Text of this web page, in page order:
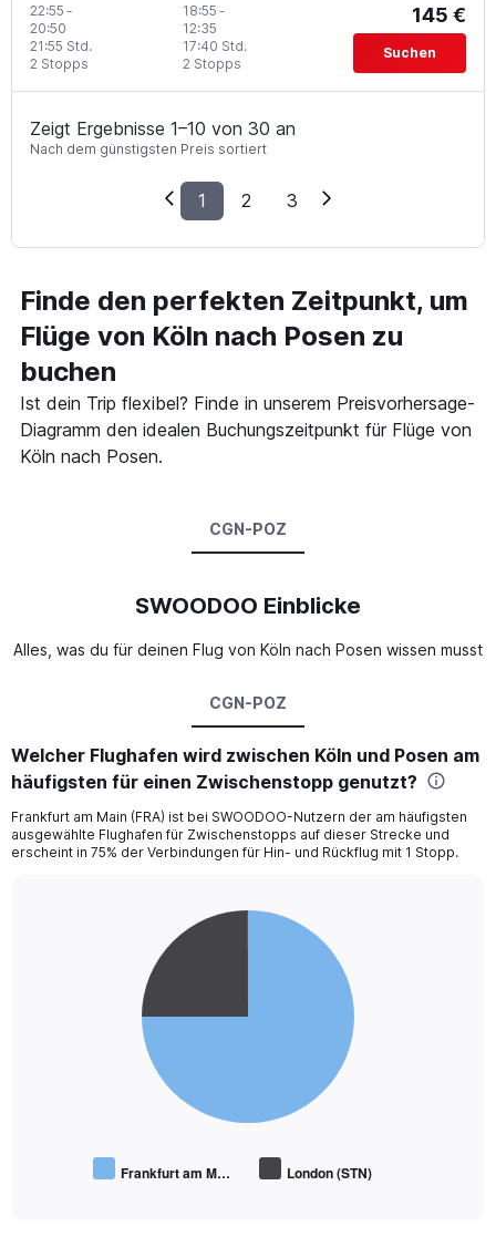
22:55 -
20:50
2 Stopps
21:55 Std.
18:55 -
12:35
2 Stopps
17:40 Std.
145 €
Suchen
Zeigt Ergebnisse 1–10 von 30 an
Nach dem günstigsten Preis sortiert
1 2 3
Finde den perfekten Zeitpunkt, um
Flüge von Köln nach Posen zu
buchen
Ist dein Trip flexibel? Finde in unserem Preisvorhersage-
Diagramm den idealen Buchungszeitpunkt für Flüge von
Köln nach Posen.
CGN-POZ
SWOODOO Einblicke
Alles, was du für deinen Flug von Köln nach Posen wissen musst
CGN-POZ
Welcher Flughafen wird zwischen Köln und Posen am
häufigsten für einen Zwischenstopp genutzt?
Frankfurt am Main (FRA) ist bei SWOODOO-Nutzern der am häufigsten
ausgewählte Flughafen für Zwischenstopps auf dieser Strecke und
erscheint in 75% der Verbindungen für Hin- und Rückflug mit 1 Stopp.
Frankfurt am M… London (STN)